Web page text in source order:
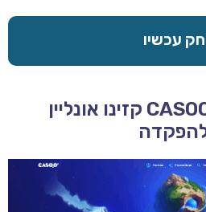
עכשיו
CASOO CASINO – 2026 קזינו אונליין
להפקדה